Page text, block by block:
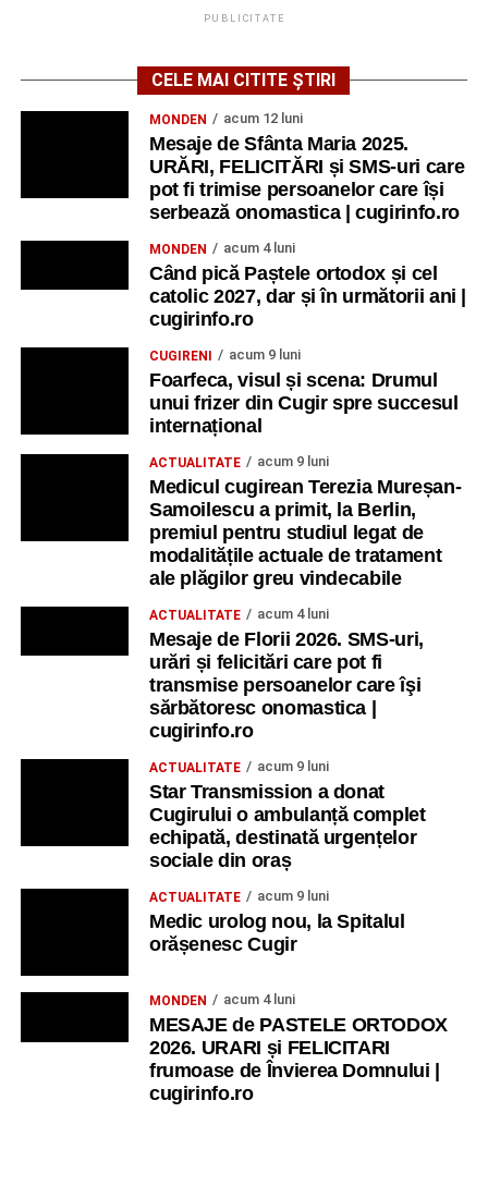
PUBLICITATE
CELE MAI CITITE ȘTIRI
MONDEN acum 12 luni
Mesaje de Sfânta Maria 2025.
URĂRI, FELICITĂRI și SMS-uri care
pot fi trimise persoanelor care își
serbează onomastica | cugirinfo.ro
MONDEN acum 4 luni
Când pică Paștele ortodox și cel
catolic 2027, dar și în următorii ani |
cugirinfo.ro
CUGIRENI acum 9 luni
Foarfeca, visul și scena: Drumul
unui frizer din Cugir spre succesul
internațional
ACTUALITATE acum 9 luni
Medicul cugirean Terezia Mureșan-
Samoilescu a primit, la Berlin,
premiul pentru studiul legat de
modalitățile actuale de tratament
ale plăgilor greu vindecabile
ACTUALITATE acum 4 luni
Mesaje de Florii 2026. SMS-uri,
urări și felicitări care pot fi
transmise persoanelor care îşi
sărbătoresc onomastica |
cugirinfo.ro
ACTUALITATE acum 9 luni
Star Transmission a donat
Cugirului o ambulanță complet
echipată, destinată urgențelor
sociale din oraș
ACTUALITATE acum 9 luni
Medic urolog nou, la Spitalul
orășenesc Cugir
MONDEN acum 4 luni
MESAJE de PASTELE ORTODOX
2026. URARI și FELICITARI
frumoase de Învierea Domnului |
cugirinfo.ro